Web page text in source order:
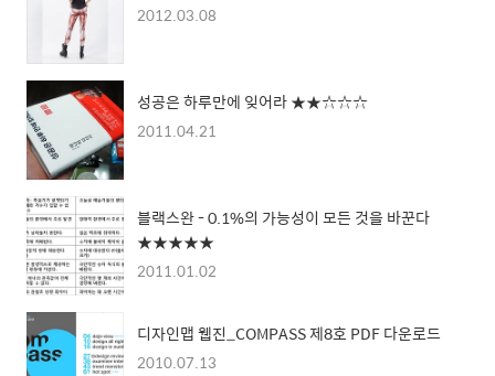
2012.03.08
성공은 하루만에 잊어라 ★★☆☆☆
2011.04.21
블랙스완 - 0.1%의 가능성이 모든 것을 바꾼다
★★★★★
2011.01.02
디자인맵 웹진_COMPASS 제8호 PDF 다운로드
2010.07.13